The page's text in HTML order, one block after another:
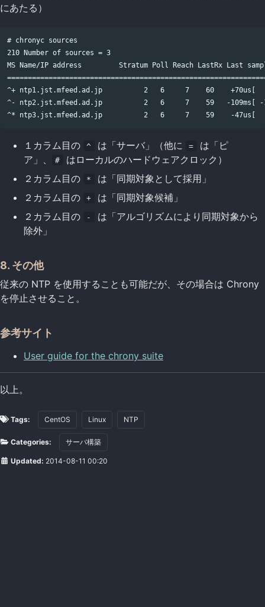
にあたる）
# chronyc sources
210 Number of sources = 3
MS Name/IP address         Stratum Poll Reach LastRx Last
^+ ntp1.jst.mfeed.ad.jp          2   6     7    60    +70us[  -
^- ntp2.jst.mfeed.ad.jp          2   6     7    59   -109ms[ -
１カラム目の ^ は「サーバ」（他に =
は「ピ
ア」、
#
はローカルのハードウェアクロック）
２カラム目の
*
は「同期対象として採用」
２カラム目の
+
は「同期対象候補」
２カラム目の
-
は「アルゴリズムにより同期対象から
除外」
8. その他
従来の NTP を使用することも可能だが、その場合は Chrony
を停止させること。
参考サイト
User guide for the chrony suite
以上。
Tags: CentOS Linux NTP
Categories: サーバ構築
Updated: 2014-08-11 00:20